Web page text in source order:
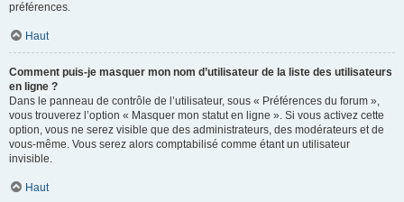
préférences.
Haut
Comment puis-je masquer mon nom d’utilisateur de la liste des utilisateurs
en ligne ?
Dans le panneau de contrôle de l’utilisateur, sous « Préférences du forum »,
vous trouverez l’option « Masquer mon statut en ligne ». Si vous activez cette
option, vous ne serez visible que des administrateurs, des modérateurs et de
vous-même. Vous serez alors comptabilisé comme étant un utilisateur
invisible.
Haut